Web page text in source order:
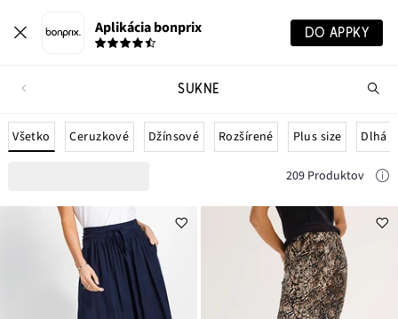
Aplikácia bonprix DO APPKY
SUKNE
Všetko Ceruzkové Džínsové Rozšírené Plus size Dlhá
209 Produktov